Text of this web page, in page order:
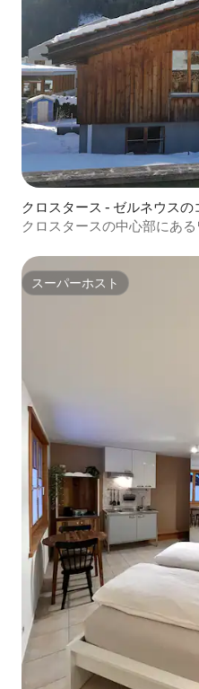
クロスタース - ゼルネウスの
クロスタースの中心部にあ
スーパーホスト
スーパーホスト